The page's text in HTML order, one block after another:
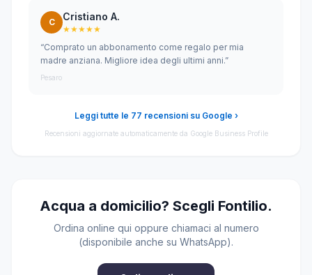
C Cristiano A.
★★★★★
“Comprato un abbonamento come regalo per mia
madre anziana. Migliore idea degli ultimi anni.”
Pesaro
Leggi tutte le 77 recensioni su Google ›
Recensioni aggiornate automaticamente da Google Business Profile
Acqua a domicilio? Scegli Fontilio.
Ordina online qui oppure chiamaci al numero
(disponibile anche su WhatsApp).